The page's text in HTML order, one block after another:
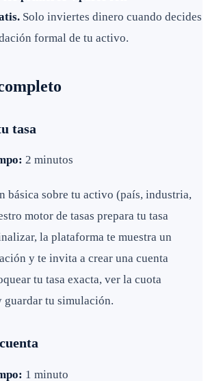
Solo inviertes dinero cuando decides
formal de tu activo.
tasa
2 minutos
básica sobre tu activo (país, industria,
motor de tasas prepara tu tasa
la plataforma te muestra un
y te invita a crear una cuenta
tu tasa exacta, ver la cuota
guardar tu simulación.
1 minuto